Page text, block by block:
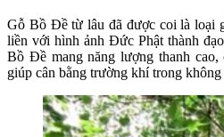
Gỗ Bồ Đề từ lâu đã được coi là loại
liền với hình ảnh Đức Phật thành
Bồ Đề mang năng lượng thanh
giúp cân bằng trường khí trong không